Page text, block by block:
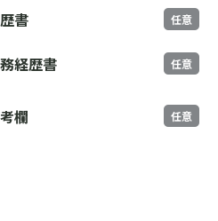
書 任意
経歴書 任意
欄 任意